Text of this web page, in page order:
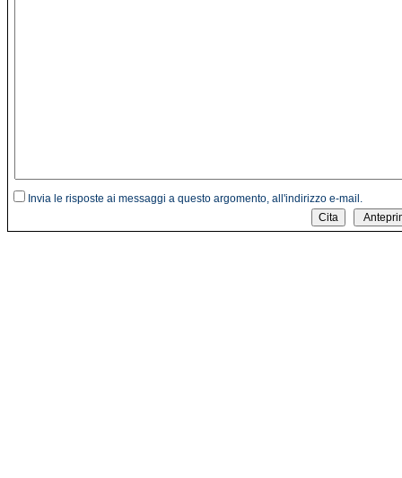
Invia le risposte ai messaggi a questo argomento, all'indirizzo e-mail.